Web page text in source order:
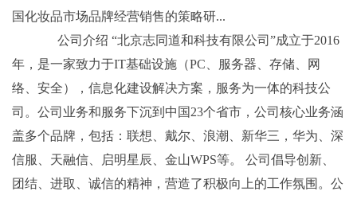
国化妆品市场品牌经营销售的策略研...
公司介绍 “北京志同道和科技有限公司”成立于2016
年，是一家致力于IT基础设施（PC、服务器、存储、网
络、安全），信息化建设解决方案，服务为一体的科技公
司。公司业务和服务下沉到中国23个省市，公司核心业务涵
盖多个品牌，包括：联想、戴尔、浪潮、新华三，华为、深
信服、天融信、启明星辰、金山WPS等。 公司倡导创新、
团结、进取、诚信的精神，营造了积极向上的工作氛围。公